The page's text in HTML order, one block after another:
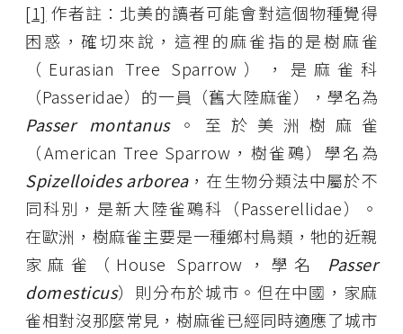
[1] 作者註：北美的讀者可能會對這個物種覺得
困惑，確切來說，這裡的麻雀指的是樹麻雀
（Eurasian Tree Sparrow），是麻雀科
（Passeridae）的一員（舊大陸麻雀），學名為
Passer montanus。至於美洲樹麻雀
（American Tree Sparrow，樹雀鵐）學名為
Spizelloides arborea，在生物分類法中屬於不
同科別，是新大陸雀鵐科（Passerellidae）。
在歐洲，樹麻雀主要是一種鄉村鳥類，牠的近親
家麻雀（House Sparrow，學名 Passer
domesticus）則分布於城市。但在中國，家麻
雀相對沒那麼常見，樹麻雀已經同時適應了城市